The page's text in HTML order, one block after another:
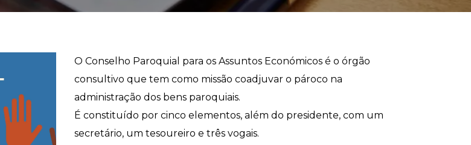
O Conselho Paroquial para os Assuntos Económicos é o órgão
consultivo que tem como missão coadjuvar o pároco na
administração dos bens paroquiais.
É constituído por cinco elementos, além do presidente, com um
secretário, um tesoureiro e três vogais.